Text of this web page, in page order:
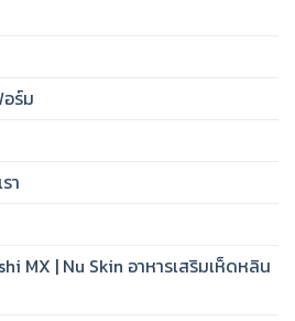
ร์ม
า
MX | Nu Skin อาหารเสริมเห็ดหลิน